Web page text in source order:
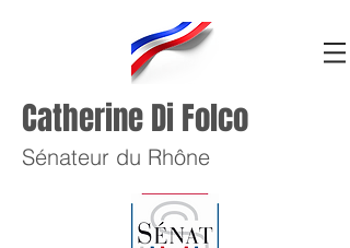
Catherine Di Folco
Sénateur du Rhône